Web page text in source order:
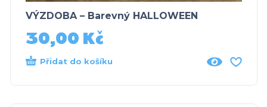
VÝZDOBA – Barevný HALLOWEEN
30,00 Kč
Přidat do košíku